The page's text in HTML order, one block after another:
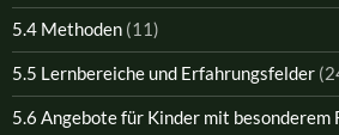
5.4 Methoden (11)
5.5 Lernbereiche und Erfahrungsfelder
5.6 Angebote für Kinder mit besonderem